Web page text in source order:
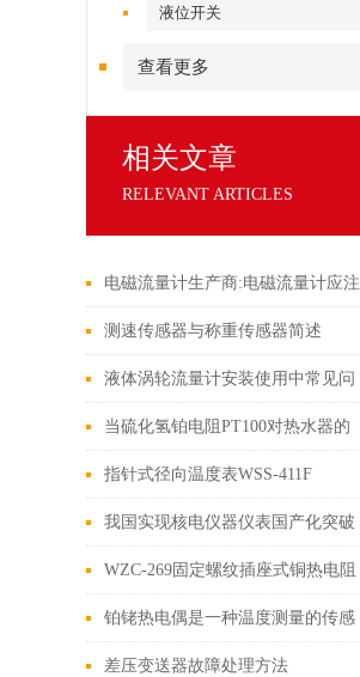
液位开关
查看更多
相关文章
RELEVANT ARTICLES
电磁流量计生产商:电磁流量计应注
意的常见问题
测速传感器与称重传感器简述
液体涡轮流量计安装使用中常见问
题判断及处理
当硫化氢铂电阻PT100对热水器的
测量准确性有什么效果？
指针式径向温度表WSS-411F
我国实现核电仪器仪表国产化突破
WZC-269固定螺纹插座式铜热电阻
铂铑热电偶是一种温度测量的传感
器
差压变送器故障处理方法